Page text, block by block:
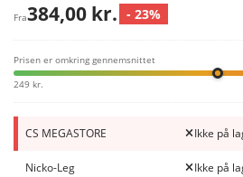
Fra384,00 kr. - 23%
Prisen er omkring gennemsnittet
249 kr.
CS MEGASTORE Ikke på
Nicko-Leg Ikke på